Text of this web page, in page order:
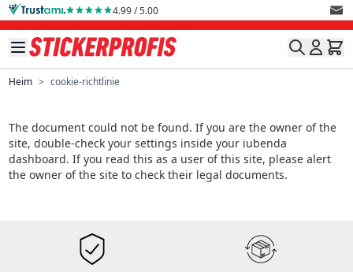
Direkt zum Inhalt 4.99 / 5.00
Heim > cookie-richtlinie
The document could not be found. If you are the owner of the
site, double-check your settings inside your iubenda
dashboard. If you read this as a user of this site, please alert
the owner of the site to check their legal documents.